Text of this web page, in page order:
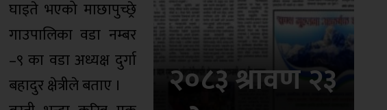
घाइते भएको माछापुच्छ्रे
गाउपालिका वडा नम्बर
–९ का वडा अध्यक्ष दुर्गा
बहादुर क्षेत्रीले बताए ।
२०८३ श्रावण २३